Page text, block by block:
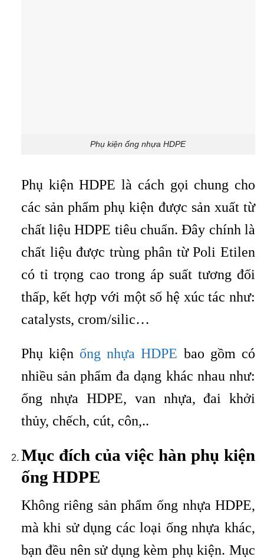
Phụ kiện ống nhựa HDPE
Phụ kiện HDPE là cách gọi chung cho
các sản phẩm phụ kiện được sản xuất từ
chất liệu HDPE tiêu chuẩn. Đây chính là
chất liệu được trùng phân từ Poli Etilen
có tỉ trọng cao trong áp suất tương đối
thấp, kết hợp với một số hệ xúc tác như:
catalysts, crom/silic…
Phụ kiện ống nhựa HDPE bao gồm có
nhiều sản phẩm đa dạng khác nhau như:
ống nhựa HDPE, van nhựa, đai khởi
thủy, chếch, cút, côn,..
Mục đích của việc hàn phụ kiện
ống HDPE
Không riêng sản phẩm ống nhựa HDPE,
mà khi sử dụng các loại ống nhựa khác,
bạn đều nên sử dụng kèm phụ kiện. Mục